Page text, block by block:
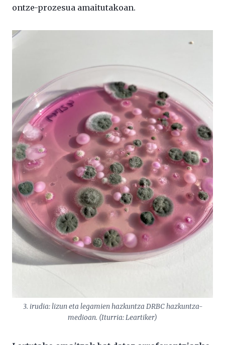
ontze-prozesua amaitutakoan.
3. irudia: lizun eta legamien hazkuntza DRBC hazkuntza-
medioan. (Iturria: Leartiker)